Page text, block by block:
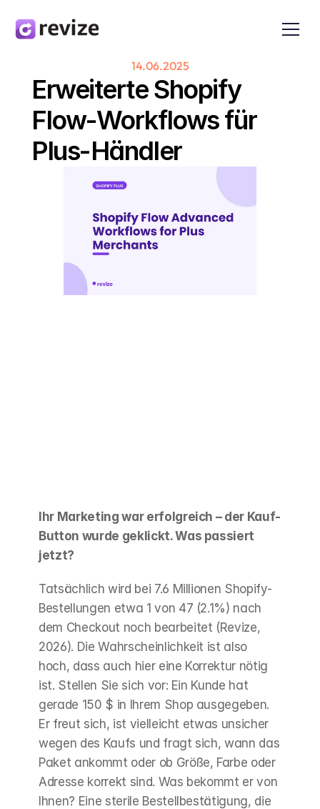
14.06.2025
Erweiterte Shopify
Flow-Workflows für
Plus-Händler
Ihr Marketing war erfolgreich – der Kauf-
Button wurde geklickt. Was passiert
jetzt?
Tatsächlich wird bei 7.6 Millionen Shopify-
Bestellungen etwa 1 von 47 (2.1%) nach
dem Checkout noch bearbeitet (Revize,
2026). Die Wahrscheinlichkeit ist also
hoch, dass auch hier eine Korrektur nötig
ist. Stellen Sie sich vor: Ein Kunde hat
gerade 150 $ in Ihrem Shop ausgegeben.
Er freut sich, ist vielleicht etwas unsicher
wegen des Kaufs und fragt sich, wann das
Paket ankommt oder ob Größe, Farbe oder
Adresse korrekt sind. Was bekommt er von
Ihnen? Eine sterile Bestellbestätigung, die